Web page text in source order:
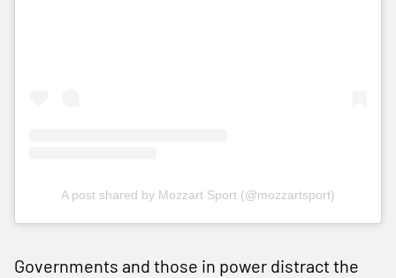
A post shared by Mozzart Sport (@mozzartsport)
Governments and those in power distract the